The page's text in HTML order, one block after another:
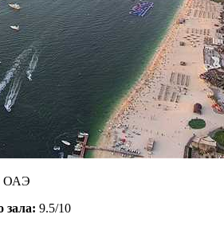
ОАЭ
зала: 9.5/10